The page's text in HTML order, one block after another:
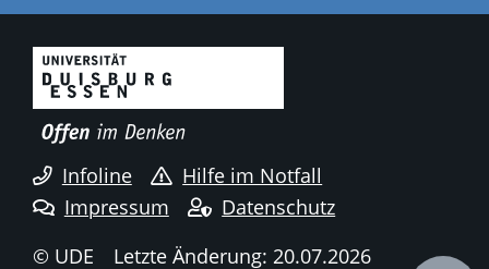
Infoline
Hilfe im Notfall
Impressum
Datenschutz
© UDE
Letzte Änderung: 20.07.2026